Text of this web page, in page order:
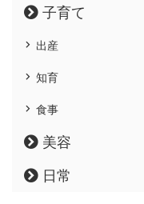
子育て
出産
知育
食事
美容
日常